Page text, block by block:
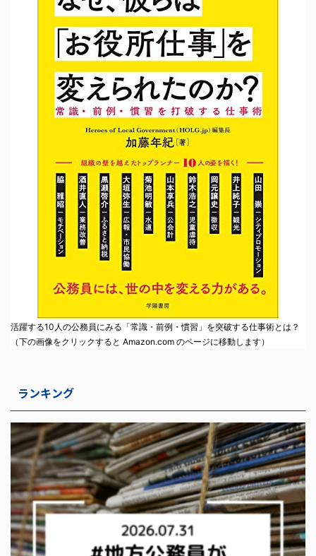
活躍する10人の公務員にみる「常識・前例・慣習」を突破する仕事術とは？
（下の画像をクリックすると Amazon.com のページに移動します）
ランキング